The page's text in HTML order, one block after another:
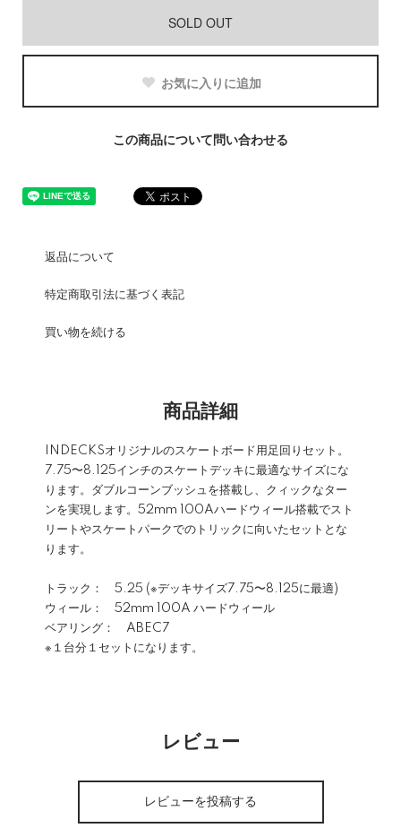
SOLD OUT
お気に入りに追加
この商品について問い合わせる
返品について
特定商取引法に基づく表記
買い物を続ける
商品詳細
INDECKSオリジナルのスケートボード用足回りセット。
7.75〜8.125インチのスケートデッキに最適なサイズにな
ります。ダブルコーンブッシュを搭載し、クィックなター
ンを実現します。52mm 100Aハードウィール搭載でスト
リートやスケートパークでのトリックに向いたセットとな
ります。
トラック： 5.25 (※デッキサイズ7.75〜8.125に最適)
ウィール： 52mm 100A ハードウィール
ベアリング： ABEC7
※１台分１セットになります。
レビュー
レビューを投稿する